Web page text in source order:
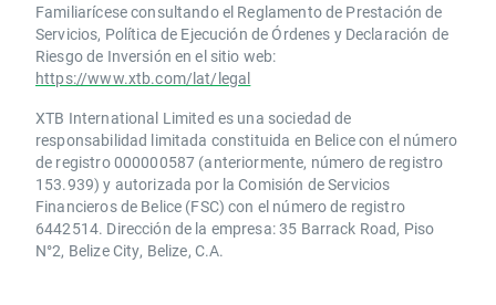
Familiarícese consultando el Reglamento de Prestación de
Servicios, Política de Ejecución de Órdenes y Declaración de
Riesgo de Inversión en el sitio web:
https://www.xtb.com/lat/legal
XTB International Limited es una sociedad de
responsabilidad limitada constituida en Belice con el número
de registro 000000587 (anteriormente, número de registro
153.939) y autorizada por la Comisión de Servicios
Financieros de Belice (FSC) con el número de registro
6442514. Dirección de la empresa: 35 Barrack Road, Piso
N°2, Belize City, Belize, C.A.